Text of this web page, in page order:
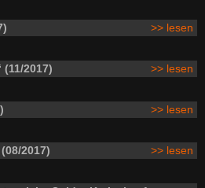
>> lesen
2017) >> lesen
>> lesen
2017) >> lesen